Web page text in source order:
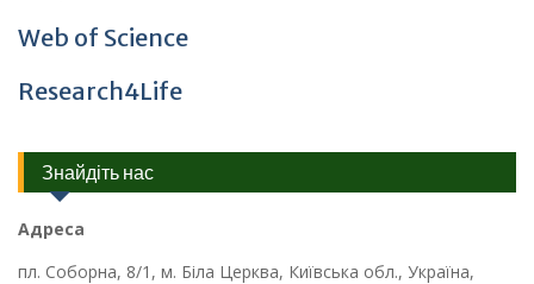
Web of Science
Research4Life
Знайдіть нас
Адреса
пл. Соборна, 8/1, м. Біла Церква, Київська обл., Україна,